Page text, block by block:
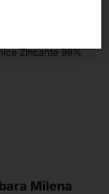
Zincante 98%
Milena